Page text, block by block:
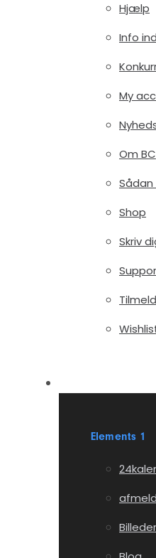
Hjælp
Info
My
Om BC
Shop
Skriv
Elements 1
afmeld
Billeder